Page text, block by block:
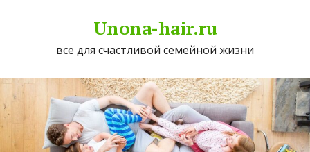
Unona-hair.ru
все для счастливой семейной жизни